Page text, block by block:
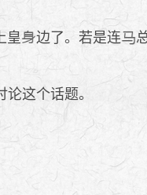
皇 边了。若是连
这个话题。